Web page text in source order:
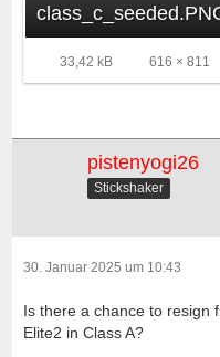
33,42 kB 616 × 811
pistenyogi26
Stickshaker
30. Januar 2025 um 10:43
Is there a chance to resign
Elite2 in Class A?